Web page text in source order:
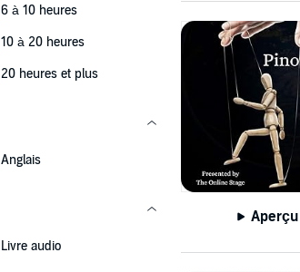
6 à 10 heures
10 à 20 heures
20 heures et plus
Anglais
Livre audio
Aperçu